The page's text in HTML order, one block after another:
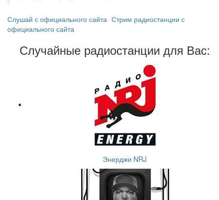
Слушай с официального сайта Стрим радиостанции с
официального сайта
Случайные радиостанции для Вас:
Энерджи NRJ